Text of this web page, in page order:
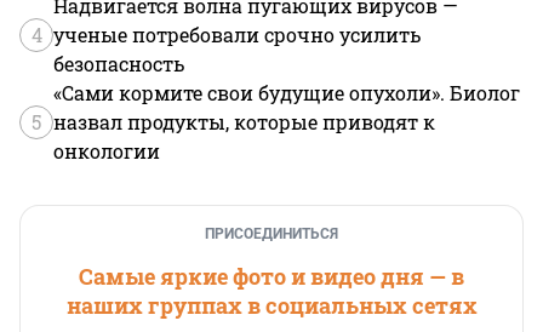
4 ученые потребовали срочно усилить
безопасность
5
«Сами кормите свои будущие опухоли». Биолог
назвал продукты, которые приводят к
онкологии
ПРИСОЕДИНИТЬСЯ
Самые яркие фото и видео дня — в
наших группах в социальных сетях